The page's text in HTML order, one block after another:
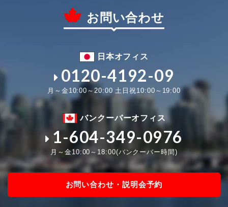
お問い合わせ
日本オフィス
0120-4192-09
月～金10:00～20:00 土日祝10:00～19:00
バンクーバーオフィス
1-604-349-0976
月～金10:00～18:00(バンクーバー時間)
お問い合わせ・説明会予約